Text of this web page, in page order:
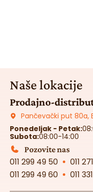
Naše lokacije
Prodajno-
Pančevački put 80a,
Ponedeljak - Petak:
Subota:08:00-14:00
Pozovite nas
011 299 49 50 011
011 299 49 60
011